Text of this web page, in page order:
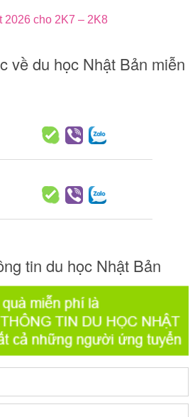
2026 cho 2K7 – 2K8
về du học Nhật Bản miễn
tin du học Nhật Bản